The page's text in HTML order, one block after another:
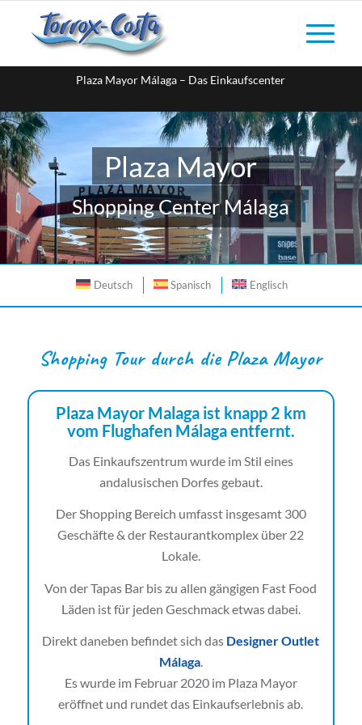
Plaza Mayor Málaga – Das Einkaufscenter
Plaza Mayor
Shopping Center Málaga
Deutsch Spanisch Englisch
Shopping Tour durch die Plaza Mayor
Plaza Mayor Malaga ist knapp 2 km
vom Flughafen Málaga entfernt.
Das Einkaufszentrum wurde im Stil eines
andalusischen Dorfes gebaut.
Der Shopping Bereich umfasst insgesamt 300
Geschäfte & der Restaurantkomplex über 22
Lokale.
Von der Tapas Bar bis zu allen gängigen Fast Food
Läden ist für jeden Geschmack etwas dabei.
Direkt daneben befindet sich das Designer Outlet
Málaga.
Es wurde im Februar 2020 im Plaza Mayor
eröffnet und rundet das Einkaufserlebnis ab.